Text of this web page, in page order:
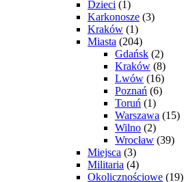
Dzieci (1)
Karkonosze (3)
Kraków (1)
Miasta (204)
Gdańsk (2)
Kraków (8)
Lwów (16)
Poznań (6)
Toruń (1)
Warszawa (15)
Wilno (2)
Wrocław (39)
Miejsca (3)
Militaria (4)
Okolicznościowe (19)